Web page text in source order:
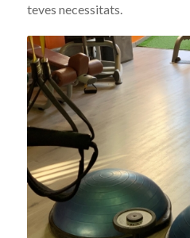
teves necessitats.